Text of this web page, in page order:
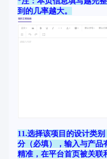
到的几率越大。
11.选择该项目的设计类
分（必填），输入与产品
精准，在平台首页被关联